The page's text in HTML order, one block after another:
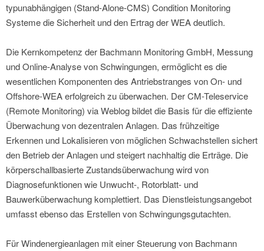
typunabhängigen (Stand-Alone-CMS) Condition Monitoring
Systeme die Sicherheit und den Ertrag der WEA deutlich.
Die Kernkompetenz der Bachmann Monitoring GmbH, Messung
und Online-Analyse von Schwingungen, ermöglicht es die
wesentlichen Komponenten des Antriebstranges von On- und
Offshore-WEA erfolgreich zu überwachen. Der CM-Teleservice
(Remote Monitoring) via Weblog bildet die Basis für die effiziente
Überwachung von dezentralen Anlagen. Das frühzeitige
Erkennen und Lokalisieren von möglichen Schwachstellen sichert
den Betrieb der Anlagen und steigert nachhaltig die Erträge. Die
körperschallbasierte Zustandsüberwachung wird von
Diagnosefunktionen wie Unwucht-, Rotorblatt- und
Bauwerküberwachung komplettiert. Das Dienstleistungsangebot
umfasst ebenso das Erstellen von Schwingungsgutachten.
Für Windenergieanlagen mit einer Steuerung von Bachmann